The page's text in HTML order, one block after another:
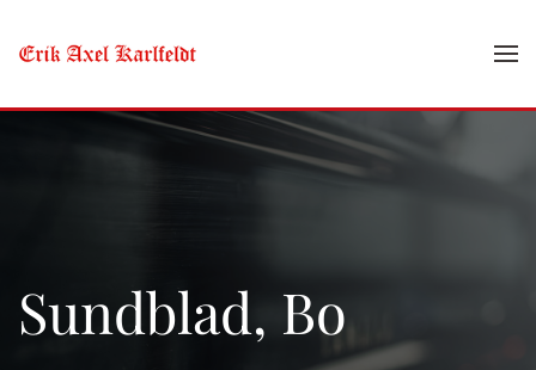
Skip to main content
Sundblad, Bo